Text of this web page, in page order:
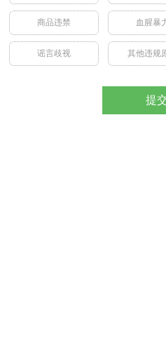
商品违禁 血腥暴
谣言歧视 其他违规
提